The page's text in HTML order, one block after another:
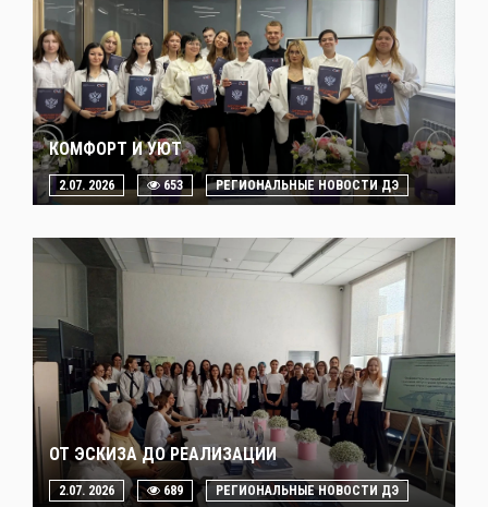
КОМФОРТ И УЮТ
2.07. 2026 653 РЕГИОНАЛЬНЫЕ НОВОСТИ ДЭ
ОТ ЭСКИЗА ДО РЕАЛИЗАЦИИ
2.07. 2026 689 РЕГИОНАЛЬНЫЕ НОВОСТИ ДЭ